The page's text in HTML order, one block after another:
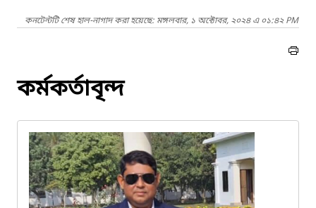
কনটেন্টটি শেষ হাল-নাগাদ করা হয়েছে: মঙ্গলবার, ১ অক্টোবর, ২০২৪ এ ০১:৪২ PM
কর্মকর্তাবৃন্দ